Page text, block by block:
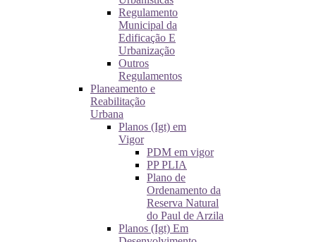
Regulamento
Municipal da
Edificação E
Urbanização
Outros
Regulamentos
Planeamento e
Reabilitação
Urbana
Planos (Igt) em
Vigor
PDM em vigor
PP PLIA
Plano de
Ordenamento da
Reserva Natural
do Paul de Arzila
Planos (Igt) Em